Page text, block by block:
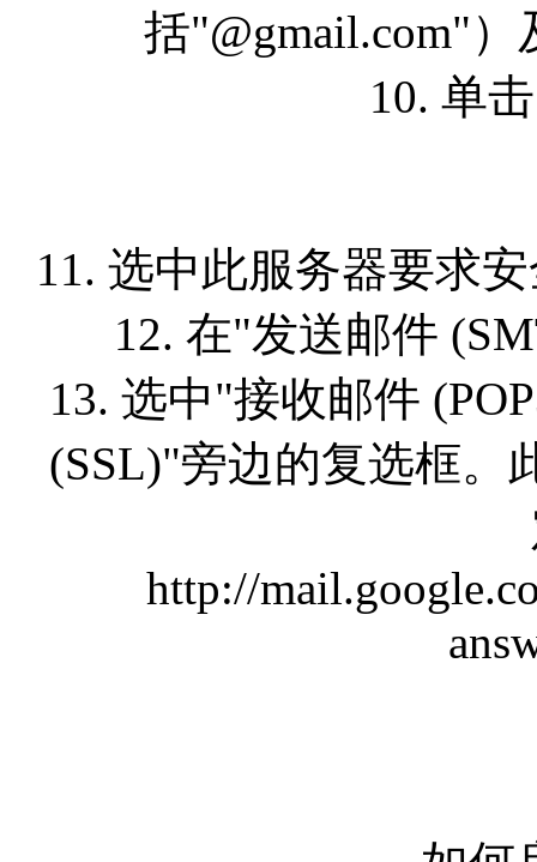
括"@gmail.com"
10. 单
11. 选中此服务器要求
12. 在"发送邮件
13. 选中"接收邮件
(SSL)"旁边的复选框。
http://